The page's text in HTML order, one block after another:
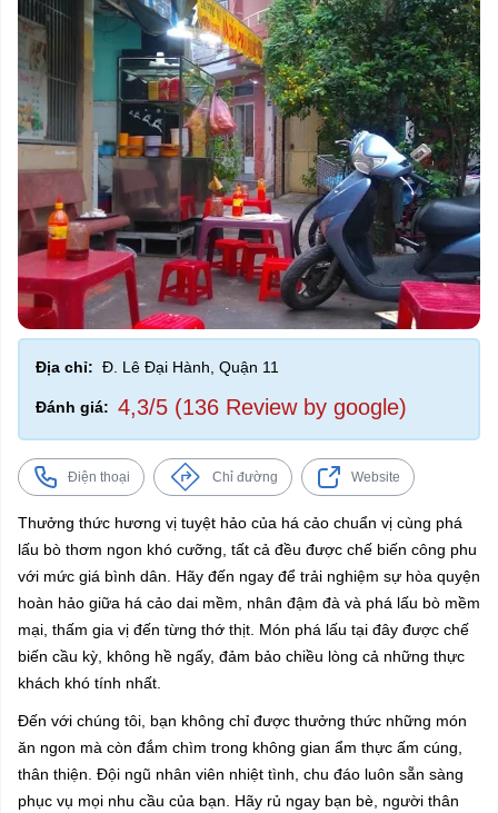
Địa chỉ: Đ. Lê Đại Hành, Quận 11
Đánh giá: 4,3/5 (136 Review by google)
Điện thoại Chỉ đường Website
Thưởng thức hương vị tuyệt hảo của há cảo chuẩn vị cùng phá
lấu bò thơm ngon khó cưỡng, tất cả đều được chế biến công phu
với mức giá bình dân. Hãy đến ngay để trải nghiệm sự hòa quyện
hoàn hảo giữa há cảo dai mềm, nhân đậm đà và phá lấu bò mềm
mại, thấm gia vị đến từng thớ thịt. Món phá lấu tại đây được chế
biến cầu kỳ, không hề ngấy, đảm bảo chiều lòng cả những thực
khách khó tính nhất.
Đến với chúng tôi, bạn không chỉ được thưởng thức những món
ăn ngon mà còn đắm chìm trong không gian ẩm thực ấm cúng,
thân thiện. Đội ngũ nhân viên nhiệt tình, chu đáo luôn sẵn sàng
phục vụ mọi nhu cầu của bạn. Hãy rủ ngay bạn bè, người thân